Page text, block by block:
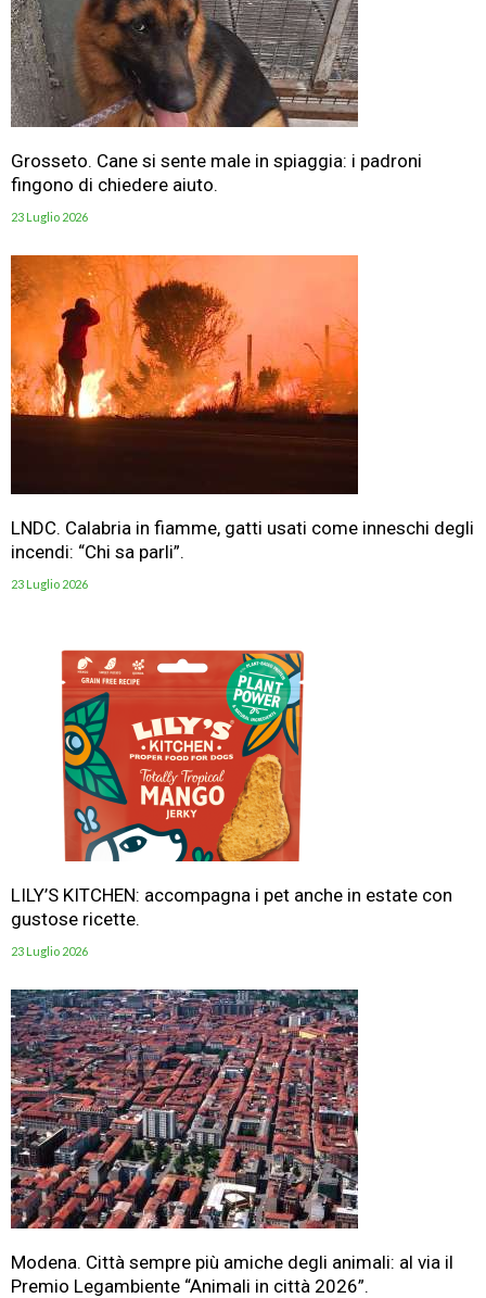
Grosseto. Cane si sente male in spiaggia: i padroni
fingono di chiedere aiuto.
23 Luglio 2026
LNDC. Calabria in fiamme, gatti usati come inneschi degli
incendi: “Chi sa parli”.
23 Luglio 2026
LILY’S KITCHEN: accompagna i pet anche in estate con
gustose ricette.
23 Luglio 2026
Modena. Città sempre più amiche degli animali: al via il
Premio Legambiente “Animali in città 2026”.